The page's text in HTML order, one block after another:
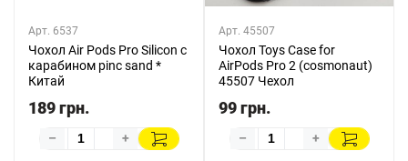
Арт. 6537
Чохол Air Pods Pro Silicon с
карабином pinc sand *
Китай
189 грн.
– +
Арт. 45507
Чохол Toys Case for
AirPods Pro 2 (cosmonaut)
45507 Чехол
99 грн.
– +